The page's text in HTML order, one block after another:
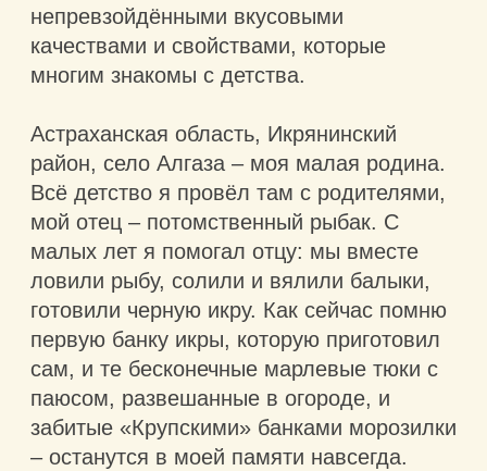
останетесь с нами надолго!
С уважением, Михаил Скороход
основатель компании, владелец
Рады представить вам
презентационные ролики о компании
— производители черной икры